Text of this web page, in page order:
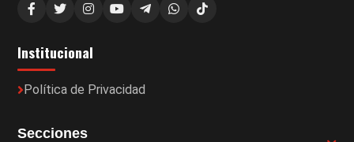
Institucional
Política de Privacidad
Secciones